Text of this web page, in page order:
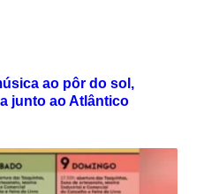
ao pôr do sol,
junto ao Atlântico